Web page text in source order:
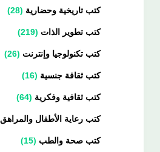
كتب تاريخية وحضارية 28
كتب تطوير الذات 219
كتب تكنولوجيا وإنترنت 26
كتب ثقافة جنسية 16
كتب ثقافية وفكرية 64
كتب رعاية الأطفال والمراهق
كتب صحة والطب 15